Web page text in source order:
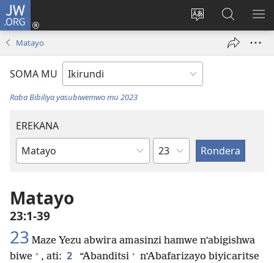
JW.ORG
Hindura
ururimi
Injira
(opens
muri
JW.ORG
Matayo
SOMA MU
Raba Bibiliya yasubiwemwo mu 2023
EREKANA
Igitabu
Bibiliya
Ikigabane
Matayo
23:1-39
23 Maze Yezu abwira amasinzi hamwe n’abigishwa
biwe + , ati: 2 “Abanditsi + n’Abafarizayo biyicaritse